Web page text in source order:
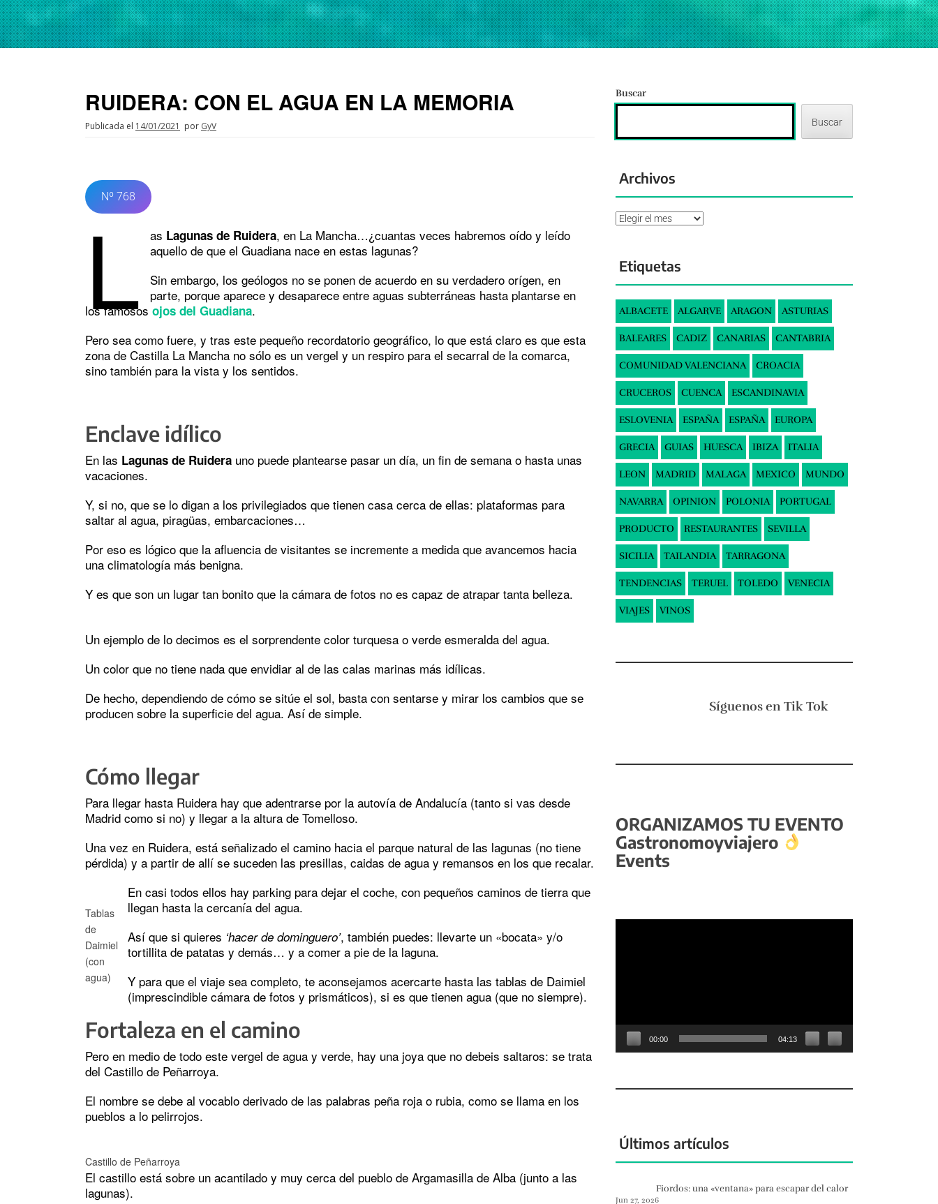
RUIDERA: CON EL AGUA EN LA MEMORIA
Publicada el 14/01/2021 por GyV
Nº 768
L as Lagunas de Ruidera, en La Mancha…¿cuantas veces habremos oído y leído
aquello de que el Guadiana nace en estas lagunas?
Sin embargo, los geólogos no se ponen de acuerdo en su verdadero orígen, en
parte, porque aparece y desaparece entre aguas subterráneas hasta plantarse en
los famosos ojos del Guadiana.
Pero sea como fuere, y tras este pequeño recordatorio geográfico, lo que está claro es que esta
zona de Castilla La Mancha no sólo es un vergel y un respiro para el secarral de la comarca,
sino también para la vista y los sentidos.
Enclave idílico
En las Lagunas de Ruidera uno puede plantearse pasar un día, un fin de semana o hasta unas
vacaciones.
Y, si no, que se lo digan a los privilegiados que tienen casa cerca de ellas: plataformas para
saltar al agua, piragüas, embarcaciones…
Por eso es lógico que la afluencia de visitantes se incremente a medida que avancemos hacia
una climatología más benigna.
Y es que son un lugar tan bonito que la cámara de fotos no es capaz de atrapar tanta belleza.
Un ejemplo de lo decimos es el sorprendente color turquesa o verde esmeralda del agua.
Un color que no tiene nada que envidiar al de las calas marinas más idílicas.
De hecho, dependiendo de cómo se sitúe el sol, basta con sentarse y mirar los cambios que se
producen sobre la superficie del agua. Así de simple.
Cómo llegar
Para llegar hasta Ruidera hay que adentrarse por la autovía de Andalucía (tanto si vas desde
Madrid como si no) y llegar a la altura de Tomelloso.
Una vez en Ruidera, está señalizado el camino hacia el parque natural de las lagunas (no tiene
pérdida) y a partir de allí se suceden las presillas, caidas de agua y remansos en los que recalar.
Tablas
de
Daimiel
(con
agua)
En casi todos ellos hay parking para dejar el coche, con pequeños caminos de tierra que
llegan hasta la cercanía del agua.
Así que si quieres ‘hacer de dominguero’, también puedes: llevarte un «bocata» y/o
tortillita de patatas y demás… y a comer a pie de la laguna.
Y para que el viaje sea completo, te aconsejamos acercarte hasta las tablas de Daimiel
(imprescindible cámara de fotos y prismáticos), si es que tienen agua (que no siempre).
Fortaleza en el camino
Pero en medio de todo este vergel de agua y verde, hay una joya que no debeis saltaros: se trata
del Castillo de Peñarroya.
El nombre se debe al vocablo derivado de las palabras peña roja o rubia, como se llama en los
pueblos a lo pelirrojos.
Castillo de Peñarroya
El castillo está sobre un acantilado y muy cerca del pueblo de Argamasilla de Alba (junto a las
lagunas).
Buscar
Buscar
Archivos
Archivos
Etiquetas
ALBACETE ALGARVE ARAGON ASTURIAS
BALEARES CADIZ CANARIAS CANTABRIA
COMUNIDAD VALENCIANA CROACIA
CRUCEROS CUENCA ESCANDINAVIA
ESLOVENIA ESPAÑA ESPAÑA EUROPA
GRECIA GUIAS HUESCA IBIZA ITALIA
LEON MADRID MALAGA MEXICO MUNDO
NAVARRA OPINION POLONIA PORTUGAL
PRODUCTO RESTAURANTES SEVILLA
SICILIA TAILANDIA TARRAGONA
TENDENCIAS TERUEL TOLEDO VENECIA
VIAJES VINOS
Síguenos en Tik Tok
ORGANIZAMOS TU EVENTO
Gastronomoyviajero
Events
00:00 04:13
Últimos artículos
Fiordos: una «ventana» para escapar del calor
Jun 27, 2026